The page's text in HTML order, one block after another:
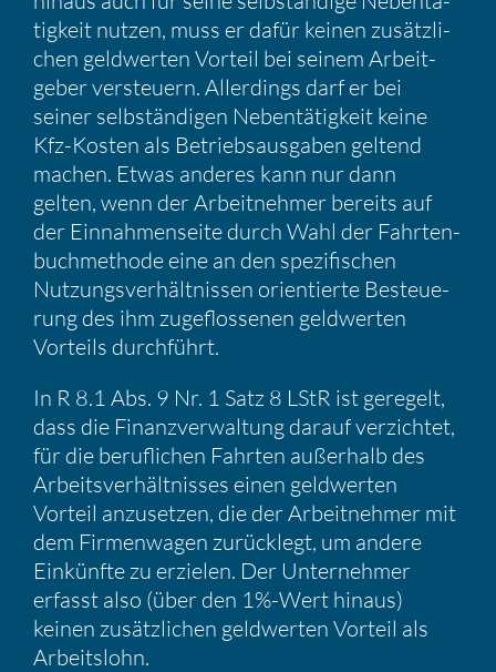
tig­keit nutzen, muss er dafür keinen zusätz­li­
chen geldwerten Vorteil bei seinem Arbeit­
geber versteuern. Aller­dings darf er bei
seiner selbstän­digen Neben­tä­tig­keit keine
Kfz-Kosten als Betriebs­aus­gaben geltend
machen. Etwas anderes kann nur dann
gelten, wenn der Arbeit­nehmer bereits auf
der Einnah­men­seite durch Wahl der Fahrten­
buch­me­thode eine an den spezi­fi­schen
Nutzungs­ver­hält­nissen orien­tierte Besteue­
rung des ihm zugeflos­senen geldwerten
Vorteils durch­führt.
In R 8.1 Abs. 9 Nr. 1 Satz 8 LStR ist geregelt,
dass die Finanz­ver­wal­tung darauf verzichtet,
für die beruf­li­chen Fahrten außer­halb des
Arbeits­ver­hält­nisses einen geldwerten
Vorteil anzusetzen, die der Arbeit­nehmer mit
dem Firmen­wagen zurück­legt, um andere
Einkünfte zu erzielen. Der Unter­nehmer
erfasst also (über den 1%-Wert hinaus)
keinen zusätz­li­chen geldwerten Vorteil als
Arbeits­lohn.